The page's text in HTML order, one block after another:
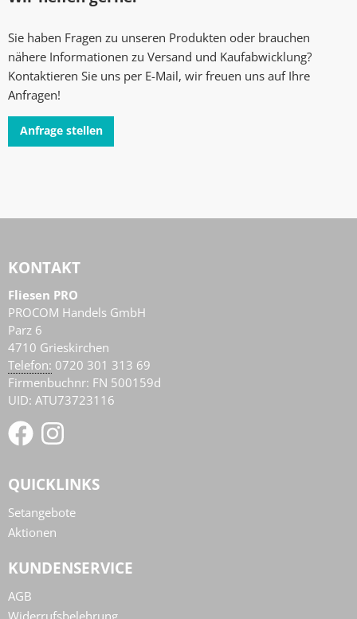
Sie haben Fragen zu unseren Produkten oder brauchen
nähere Informationen zu Versand und Kaufabwicklung?
Kontaktieren Sie uns per E-Mail, wir freuen uns auf Ihre
Anfragen!
Anfrage stellen
KONTAKT
Fliesen PRO
PROCOM Handels GmbH
Parz 6
4710 Grieskirchen
AT
Telefon: 0720 301 313 69
Firmenbuchnr: FN 500159d
UID: ATU73723116
QUICKLINKS
Setangebote
Aktionen
KUNDENSERVICE
AGB